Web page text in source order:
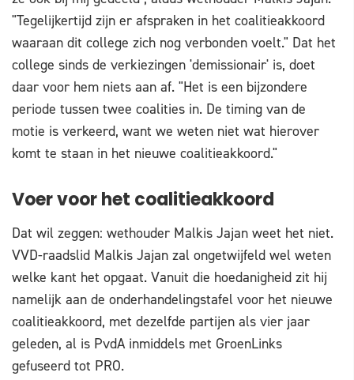
"Tegelijkertijd zijn er afspraken in het coalitieakkoord
waaraan dit college zich nog verbonden voelt." Dat het
college sinds de verkiezingen 'demissionair' is, doet
daar voor hem niets aan af. "Het is een bijzondere
periode tussen twee coalities in. De timing van de
motie is verkeerd, want we weten niet wat hierover
komt te staan in het nieuwe coalitieakkoord."
Voer voor het coalitieakkoord
Dat wil zeggen: wethouder Malkis Jajan weet het niet.
VVD-raadslid Malkis Jajan zal ongetwijfeld wel weten
welke kant het opgaat. Vanuit die hoedanigheid zit hij
namelijk aan de onderhandelingstafel voor het nieuwe
coalitieakkoord, met dezelfde partijen als vier jaar
geleden, al is PvdA inmiddels met GroenLinks
gefuseerd tot PRO.